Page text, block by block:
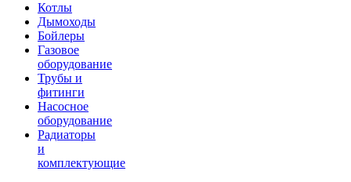
Котлы
Дымоходы
Бойлеры
Газовое
оборудование
Трубы и
фитинги
Насосное
оборудование
Радиаторы
и
комплектующие